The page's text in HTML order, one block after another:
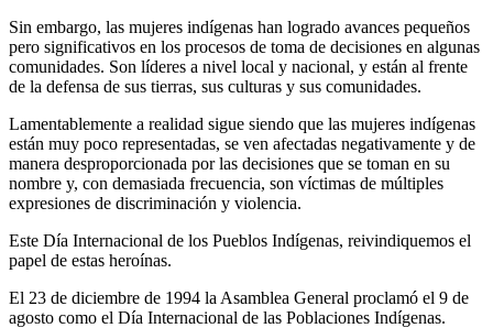
Sin embargo, las mujeres indígenas han logrado avances pequeños
pero significativos en los procesos de toma de decisiones en algunas
comunidades. Son líderes a nivel local y nacional, y están al frente
de la defensa de sus tierras, sus culturas y sus comunidades.
Lamentablemente a realidad sigue siendo que las mujeres indígenas
están muy poco representadas, se ven afectadas negativamente y de
manera desproporcionada por las decisiones que se toman en su
nombre y, con demasiada frecuencia, son víctimas de múltiples
expresiones de discriminación y violencia.
Este Día Internacional de los Pueblos Indígenas, reivindiquemos el
papel de estas heroínas.
El 23 de diciembre de 1994 la Asamblea General proclamó el 9 de
agosto como el Día Internacional de las Poblaciones Indígenas.